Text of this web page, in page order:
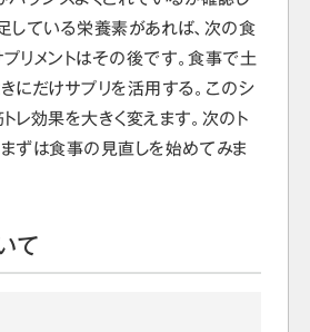
している栄養素があれば、次の食
リメントはその後です。食事で土
にだけサプリを活用する。このシ
レ効果を大きく変えます。次のト
ずは食事の見直しを始めてみま
て